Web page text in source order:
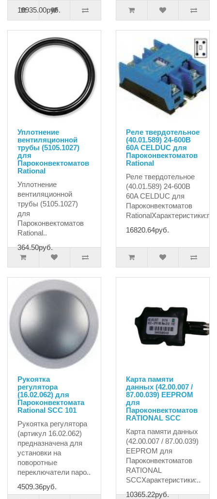
10935.00руб.
Уплотнение
вентиляционной
трубы (5105.1027)
для
Пароконвектоматов
Rational
Уплотнение
вентиляционной
трубы (5105.1027)
для
Пароконвектоматов
Rational..
364.50руб.
Реле твердотельное
(40.01.589) 24-600B
60A CELDUC для
Пароконвектоматов
Rational
Реле твердотельное
(40.01.589) 24-600B
60A CELDUC для
Пароконвектоматов
16820.64руб.
Рукоятка
регулятора
(16.02.062) для
Пароконвектомата
Rational SCC 101
Рукоятка регулятора
(артикул 16.02.062)
предназначена для
установки на
поворотные
переключатели паро..
4509.36руб.
Карта памяти
данных (42.00.007 /
87.00.039) EEPROM
для
Пароконвектоматов
RATIONAL SCC
Карта памяти данных
(42.00.007 / 87.00.039)
EEPROM для
Пароконвектоматов
RATIONAL
SCCХарактеристики:..
10365.22руб.